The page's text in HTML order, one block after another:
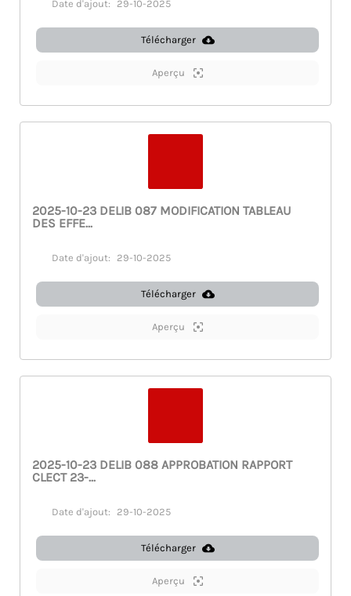
Date d'ajout: 29-10-2025
Télécharger
Aperçu
2025-10-23 DELIB 087 MODIFICATION TABLEAU
DES EFFE...
Date d'ajout: 29-10-2025
Télécharger
Aperçu
2025-10-23 DELIB 088 APPROBATION RAPPORT
CLECT 23-...
Date d'ajout: 29-10-2025
Télécharger
Aperçu